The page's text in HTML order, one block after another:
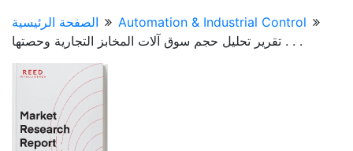
الصفحة الرئيسية
Automation & Industrial Control
تقرير تحليل حجم سوق آلات المخابز التجارية وحصتها . . .